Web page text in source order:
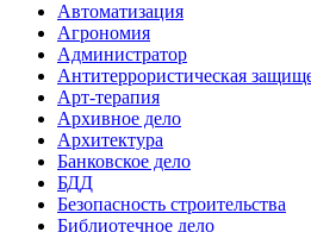
Автоматизация
Агрономия
Администратор
Антитеррористическая
Арт-терапия
Архивное дело
Архитектура
Банковское дело
БДД
Безопасность строительства
Библиотечное дело